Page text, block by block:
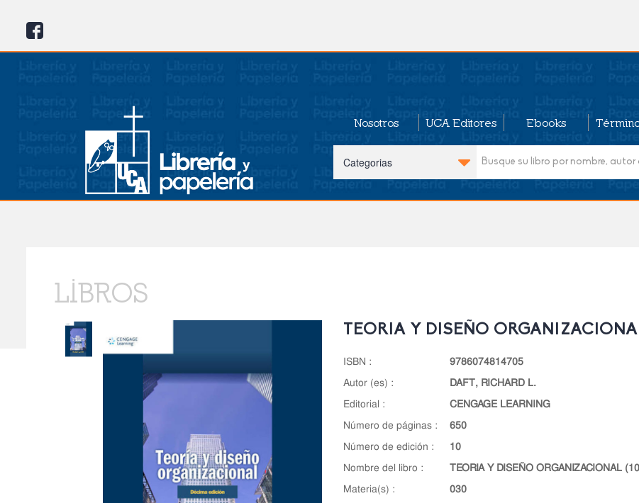
Nosotros UCA Editores Ebooks
LIBROS
TEORIA Y DISEÑO
ISBN :
9786074814705
autor (es) :
DAFT, RICHARD L.
editorial :
CENGAGE LEARNING
número de páginas :
650
número de edición :
10
nombre del libro :
TEORIA Y DISEÑO ORGANIZACIONAL
materia(s) :
030